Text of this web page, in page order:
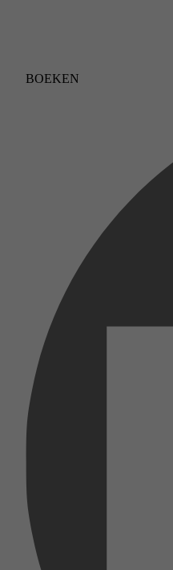
BOEKEN